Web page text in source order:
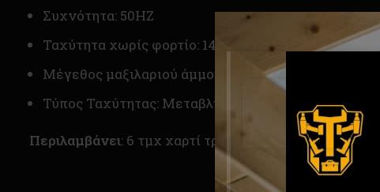
Συχνότητα: 50HZ
Ταχύτητα χωρίς φορτίο: 1400-2700 rpm
Μέγεθος μαξιλαριού άμμου: 180 mm
Τύπος Ταχύτητας: Μεταβλητή Ταχύτητα
Περιλαμβάνει: 6 τμχ χαρτί τριβείου, εγχειρίδιο χρήσης